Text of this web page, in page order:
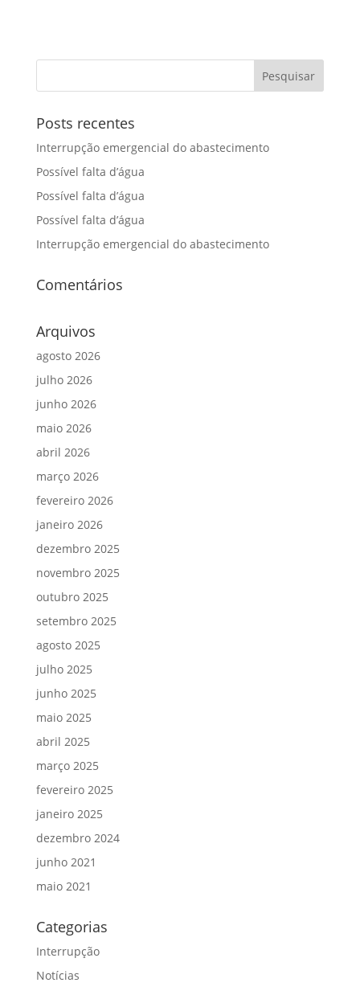
Posts recentes
Interrupção emergencial do abastecimento
Possível falta d’água
Possível falta d’água
Possível falta d’água
Interrupção emergencial do abastecimento
Comentários
Arquivos
agosto 2026
julho 2026
junho 2026
maio 2026
abril 2026
março 2026
fevereiro 2026
janeiro 2026
dezembro 2025
novembro 2025
outubro 2025
setembro 2025
agosto 2025
julho 2025
junho 2025
maio 2025
abril 2025
março 2025
fevereiro 2025
janeiro 2025
dezembro 2024
junho 2021
maio 2021
Categorias
Interrupção
Notícias